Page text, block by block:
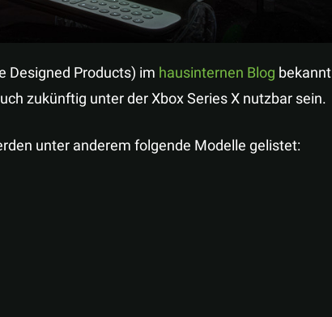
Teilen
Designed Products) im hausinternen Blog bekannt
zukünftig unter der Xbox Series X nutzbar sein.
unter anderem folgende Modelle gelistet: